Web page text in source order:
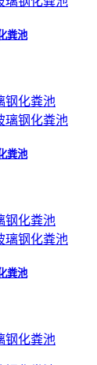
粪池
钢化粪池
粪池
钢化粪池
粪池
钢化粪池